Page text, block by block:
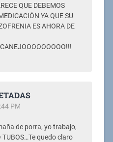
QUE DEBEMOS
YA QUE SU
ES AHORA DE
PM
de porra, yo trabajo,
TUBOS…Te quedo claro